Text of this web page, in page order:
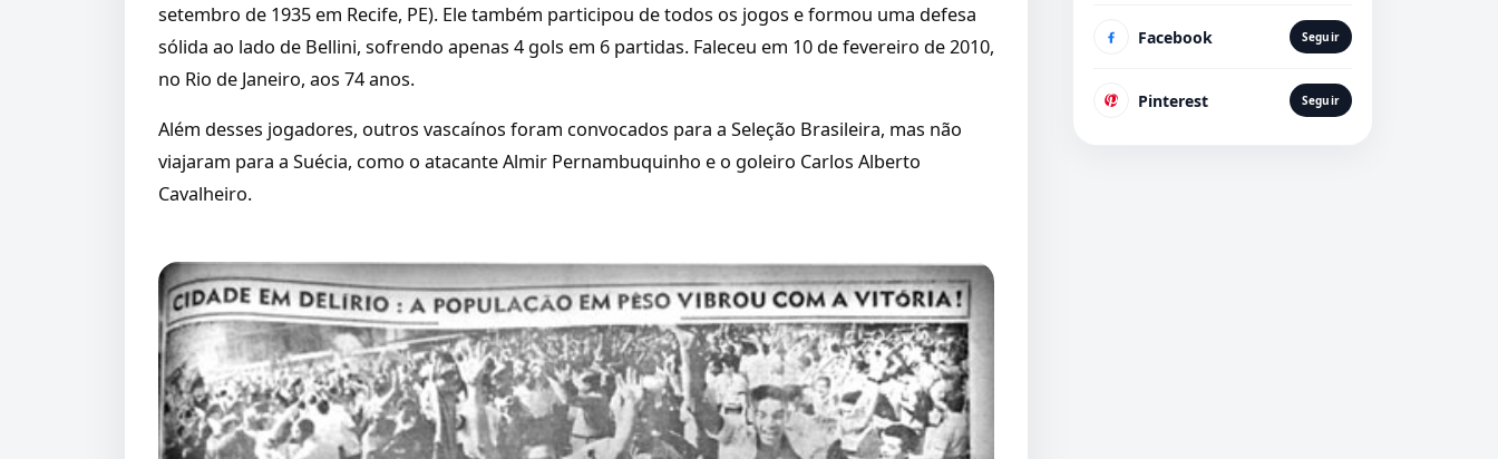
setembro de 1935 em Recife, PE). Ele também participou de todos os jogos e formou uma defesa
sólida ao lado de Bellini, sofrendo apenas 4 gols em 6 partidas. Faleceu em 10 de fevereiro de 2010,
no Rio de Janeiro, aos 74 anos.
Além desses jogadores, outros vascaínos foram convocados para a Seleção Brasileira, mas não
viajaram para a Suécia, como o atacante Almir Pernambuquinho e o goleiro Carlos Alberto
Cavalheiro.
Facebook Seguir
Pinterest Seguir